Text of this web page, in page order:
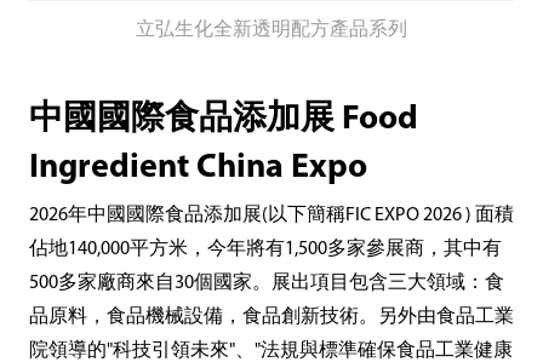
立弘生化全新透明配方產品系列
中國國際食品添加展 Food
Ingredient China Expo
2026年中國國際食品添加展(以下簡稱FIC EXPO 2026 ) 面積
佔地140,000平方米，今年將有1,500多家參展商，其中有
500多家廠商來自30個國家。展出項目包含三大領域：食
品原料，食品機械設備，食品創新技術。另外由食品工業
院領導的"科技引領未來"、"法規與標準確保食品工業健康